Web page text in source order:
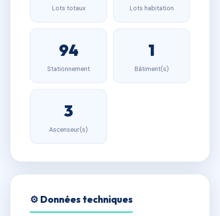
Lots totaux Lots habitation
94
Stationnement
1
Bâtiment(s)
3
Ascenseur(s)
⚙️ Données techniques